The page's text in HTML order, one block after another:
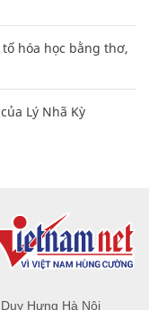
hóa học bằng thơ,
Lý Nhã Kỳ
Hưng Hà Nội